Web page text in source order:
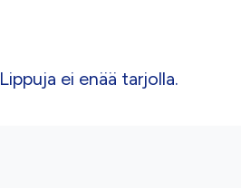
Lippuja ei enää tarjolla.